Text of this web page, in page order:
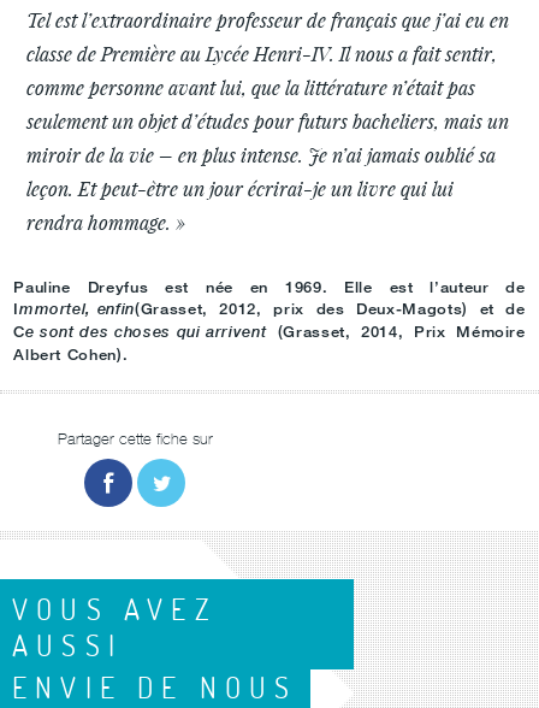
Tel est l’extraordinaire professeur de français que j’ai eu en
classe de Première au Lycée Henri-IV. Il nous a fait sentir,
comme personne avant lui, que la littérature n’était pas
seulement un objet d’études pour futurs bacheliers, mais un
miroir de la vie – en plus intense. Je n’ai jamais oublié sa
leçon. Et peut-être un jour écrirai-je un livre qui lui
rendra hommage. »
Pauline Dreyfus est née en 1969. Elle est l’auteur de
Immortel, enfin(Grasset, 2012, prix des Deux-Magots) et de
Ce sont des choses qui arrivent (Grasset, 2014, Prix Mémoire
Albert Cohen).
Partager cette fiche sur
VOUS AVEZ
AUSSI
ENVIE DE NOUS